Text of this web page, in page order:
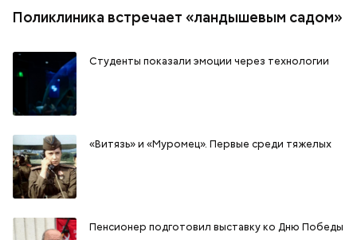
Поликлиника встречает «ландышевым садом»
Студенты показали эмоции через технологии
«Витязь» и «Муромец». Первые среди тяжелых
Пенсионер подготовил выставку ко Дню Победы